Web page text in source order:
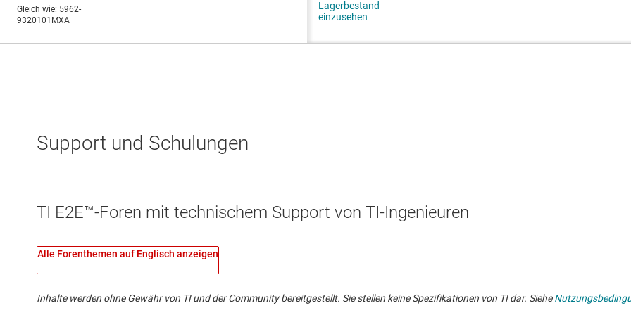
Support und Schulungen
TI E2E™-Foren mit technischem Support von TI-Ingenieuren
Alle Forenthemen auf Englisch anzeigen
Inhalte werden ohne Gewähr von TI und der Community bereitgestellt. Sie stellen keine Spezifikationen von TI dar. Siehe